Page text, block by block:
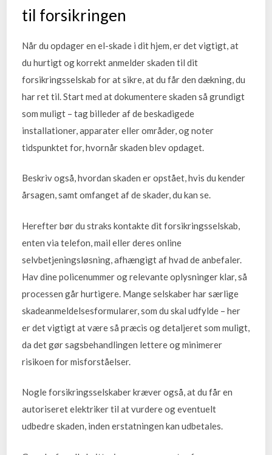
til forsikringen
Når du opdager en el-skade i dit hjem, er det vigtigt, at
du hurtigt og korrekt anmelder skaden til dit
forsikringsselskab for at sikre, at du får den dækning, du
har ret til. Start med at dokumentere skaden så grundigt
som muligt – tag billeder af de beskadigede
installationer, apparater eller områder, og noter
tidspunktet for, hvornår skaden blev opdaget.
Beskriv også, hvordan skaden er opstået, hvis du kender
årsagen, samt omfanget af de skader, du kan se.
Herefter bør du straks kontakte dit forsikringsselskab,
enten via telefon, mail eller deres online
selvbetjeningsløsning, afhængigt af hvad de anbefaler.
Hav dine policenummer og relevante oplysninger klar, så
processen går hurtigere. Mange selskaber har særlige
skadeanmeldelsesformularer, som du skal udfylde – her
er det vigtigt at være så præcis og detaljeret som muligt,
da det gør sagsbehandlingen lettere og minimerer
risikoen for misforståelser.
Nogle forsikringsselskaber kræver også, at du får en
autoriseret elektriker til at vurdere og eventuelt
udbedre skaden, inden erstatningen kan udbetales.